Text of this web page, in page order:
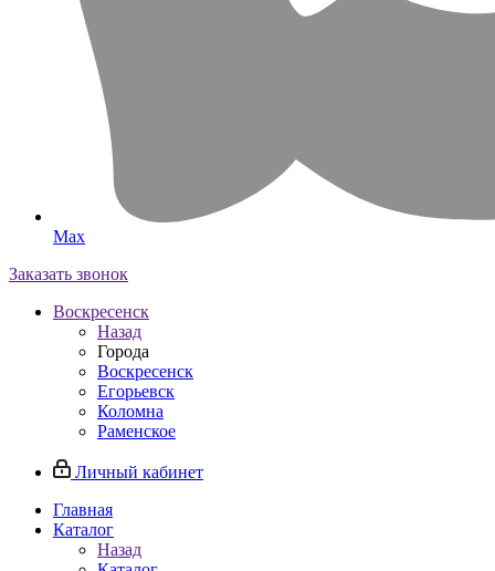
Max
Заказать звонок
Воскресенск
Назад
Города
Воскресенск
Егорьевск
Коломна
Раменское
Личный кабинет
Главная
Каталог
Назад